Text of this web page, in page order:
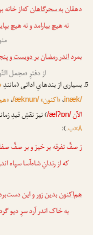
دهقانبه سحرگاهانکه‌از خانه
نه هیچ بیارامد و نه هیچ
بمرداندر رمضانبر دویست و
از دفترِ «مجمل
بسیاری از بندهایِ اداتی (مانندِ
inæk/،«اکنون»/æknun/،
الآن/ælʔɒn/) نیز نقشِ قیدِ
۸×ب.
):
ز صفِّ تفرقه بر خیز و بر صفِّ
که از رندانِ شاه‌آسا سپاه
هم‌اکنونبدین زور و این
به خاک اندر آرد سرِ دیو گرد